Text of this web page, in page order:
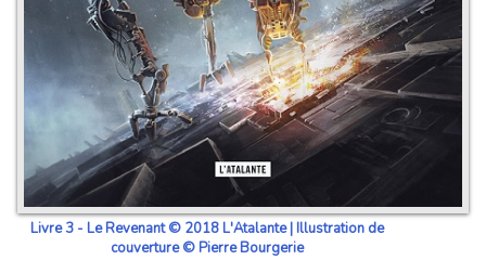
Livre 3 - Le Revenant © 2018 L'Atalante | Illustration de
couverture © Pierre Bourgerie